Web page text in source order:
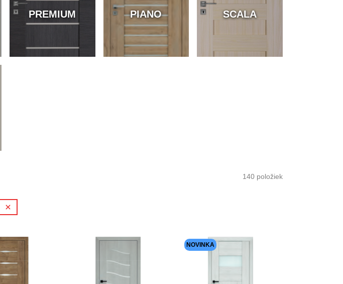
PREMIUM PIANO SCALA
140 položiek
NOVINKA